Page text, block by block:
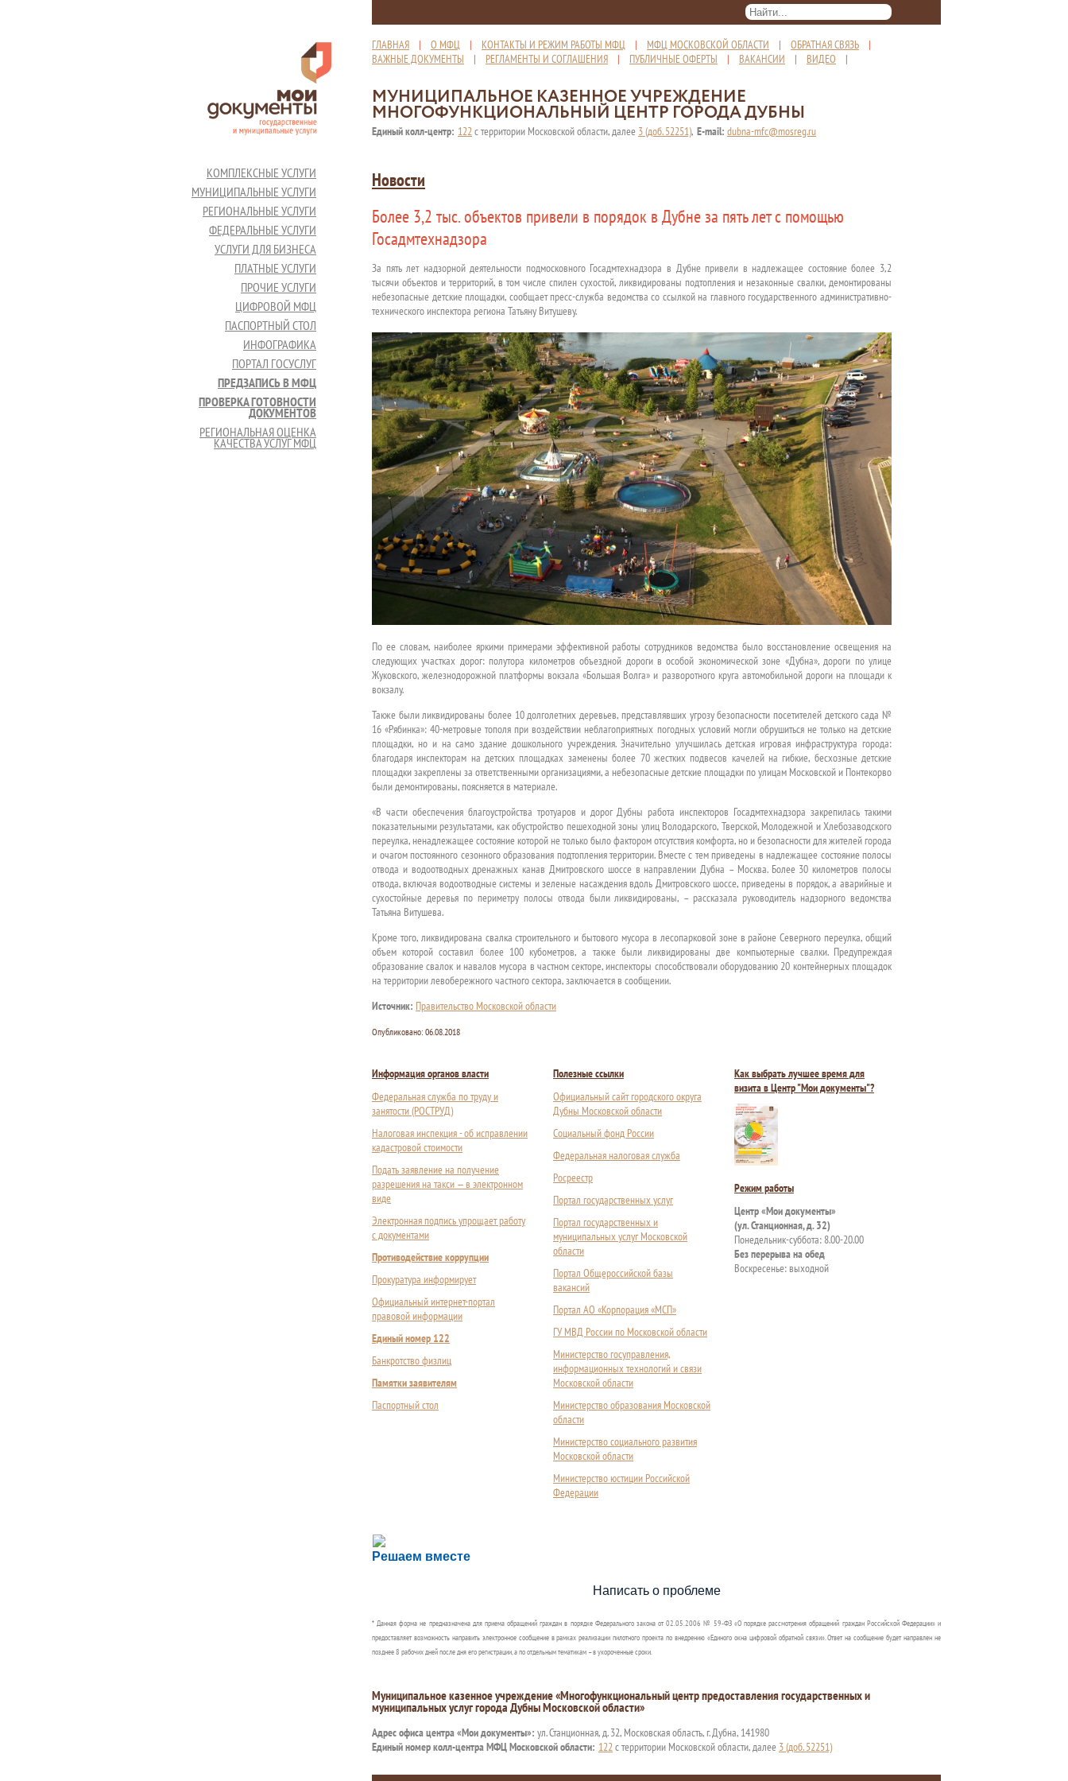
ГЛАВНАЯ | О МФЦ | КОНТАКТЫ И РЕЖИМ РАБОТЫ МФЦ | МФЦ МОСКОВСКОЙ ОБЛАСТИ | ОБРАТНАЯ СВЯЗЬ |
ВАЖНЫЕ ДОКУМЕНТЫ | РЕГЛАМЕНТЫ И СОГЛАШЕНИЯ | ПУБЛИЧНЫЕ ОФЕРТЫ | ВАКАНСИИ | ВИДЕО |
МУНИЦИПАЛЬНОЕ КАЗЕННОЕ УЧРЕЖДЕНИЕ
МНОГОФУНКЦИОНАЛЬНЫЙ ЦЕНТР ГОРОДА ДУБНЫ
Единый колл-центр: 122с территории Московской области, далее 3 (доб. 52251), E-mail: dubna-mfc@mosreg.ru
КОМПЛЕКСНЫЕ УСЛУГИ
МУНИЦИПАЛЬНЫЕ УСЛУГИ
РЕГИОНАЛЬНЫЕ УСЛУГИ
ФЕДЕРАЛЬНЫЕ УСЛУГИ
УСЛУГИ ДЛЯ БИЗНЕСА
ПЛАТНЫЕ УСЛУГИ
ПРОЧИЕ УСЛУГИ
ЦИФРОВОЙ МФЦ
ПАСПОРТНЫЙ СТОЛ
ИНФОГРАФИКА
ПОРТАЛ ГОСУСЛУГ
ПРЕДЗАПИСЬ В МФЦ
ПРОВЕРКА ГОТОВНОСТИ
ДОКУМЕНТОВ
РЕГИОНАЛЬНАЯ ОЦЕНКА
КАЧЕСТВА УСЛУГ МФЦ
Новости
Более 3,2 тыс. объектов привели в порядок в Дубне за пять лет с помощью
Госадмтехнадзора
За пять лет надзорной деятельности подмосковного Госадмтехнадзора в Дубне привели в надлежащее состояние более 3,2
тысячи объектов и территорий, в том числе спилен сухостой, ликвидированы подтопления и незаконные свалки, демонтированы
небезопасные детские площадки, сообщает пресс-служба ведомства со ссылкой на главного государственного административно-
технического инспектора региона Татьяну Витушеву.
По ее словам, наиболее яркими примерами эффективной работы сотрудников ведомства было восстановление освещения на
следующих участках дорог: полутора километров объездной дороги в особой экономической зоне «Дубна», дороги по улице
Жуковского, железнодорожной платформы вокзала «Большая Волга» и разворотного круга автомобильной дороги на площади к
вокзалу.
Также были ликвидированы более 10 долголетних деревьев, представлявших угрозу безопасности посетителей детского сада №
16 «Рябинка»: 40-метровые тополя при воздействии неблагоприятных погодных условий могли обрушиться не только на детские
площадки, но и на само здание дошкольного учреждения. Значительно улучшилась детская игровая инфраструктура города:
благодаря инспекторам на детских площадках заменены более 70 жестких подвесов качелей на гибкие, бесхозные детские
площадки закреплены за ответственными организациями, а небезопасные детские площадки по улицам Московской и Понтекорво
были демонтированы, поясняется в материале.
«В части обеспечения благоустройства тротуаров и дорог Дубны работа инспекторов Госадмтехнадзора закрепилась такими
показательными результатами, как обустройство пешеходной зоны улиц Володарского, Тверской, Молодежной и Хлебозаводского
переулка, ненадлежащее состояние которой не только было фактором отсутствия комфорта, но и безопасности для жителей города
и очагом постоянного сезонного образования подтопления территории. Вместе с тем приведены в надлежащее состояние полосы
отвода и водоотводных дренажных канав Дмитровского шоссе в направлении Дубна – Москва. Более 30 километров полосы
отвода, включая водоотводные системы и зеленые насаждения вдоль Дмитровского шоссе, приведены в порядок, а аварийные и
сухостойные деревья по периметру полосы отвода были ликвидированы, – рассказала руководитель надзорного ведомства
Татьяна Витушева.
Кроме того, ликвидирована свалка строительного и бытового мусора в лесопарковой зоне в районе Северного переулка, общий
объем которой составил более 100 кубометров, а также были ликвидированы две компьютерные свалки. Предупреждая
образование свалок и навалов мусора в частном секторе, инспекторы способствовали оборудованию 20 контейнерных площадок
на территории левобережного частного сектора, заключается в сообщении.
Источник: Правительство Московской области
Опубликовано: 06.08.2018
Информация органов власти
Федеральная служба по труду и
занятости (РОСТРУД)
Налоговая инспекция - об исправлении
кадастровой стоимости
Подать заявление на получение
разрешения на такси — в электронном
виде
Электронная подпись упрощает работу
с документами
Противодействие коррупции
Прокуратура информирует
Официальный интернет-портал
правовой информации
Единый номер 122
Банкротство физлиц
Памятки заявителям
Паспортный стол
Полезные ссылки
Официальный сайт городского округа
Дубны Московской области
Социальный фонд России
Федеральная налоговая служба
Росреестр
Портал государственных услуг
Портал государственных и
муниципальных услуг Московской
области
Портал Общероссийской базы
вакансий
Портал АО «Корпорация «МСП»
ГУ МВД России по Московской области
Министерство госуправления,
информационных технологий и связи
Московской области
Министерство образования Московской
области
Министерство социального развития
Московской области
Министерство юстиции Российской
Федерации
Как выбрать лучшее время для
визита в Центр "Мои документы"?
Режим работы
Центр «Мои документы»
(ул. Станционная, д. 32)
Понедельник-суббота: 8.00-20.00
Без перерыва на обед
Воскресенье: выходной
Решаем вместе
Сложности с получением социальной выплаты или пособия?
Сообщите об этом
Написать о проблеме
* Данная форма не предназначена для приема обращений граждан в порядке Федерального закона от 02.05.2006 № 59-ФЗ «О порядке рассмотрения обращений граждан Российской Федерации» и
предоставляет возможность направить электронное сообщение в рамках реализации пилотного проекта по внедрению «Единого окна цифровой обратной связи». Ответ на сообщение будет направлен не
позднее 8 рабочих дней после дня его регистрации, а по отдельным тематикам – в укороченные сроки.
Муниципальное казенное учреждение «Многофункциональный центр предоставления государственных и
муниципальных услуг города Дубны Московской области»
Адрес офиса центра «Мои документы»: ул. Станционная, д. 32, Московская область, г. Дубна, 141980
Единый номер колл-центра МФЦ Московской области: 122с территории Московской области, далее 3 (доб. 52251)